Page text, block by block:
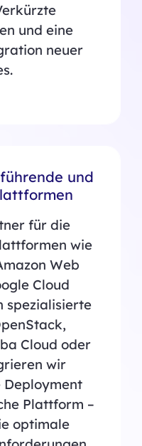
und eine
neuer
und
für die
wie
Web
Cloud
spezialisierte
Cloud oder
wir
Plattform –
optimale